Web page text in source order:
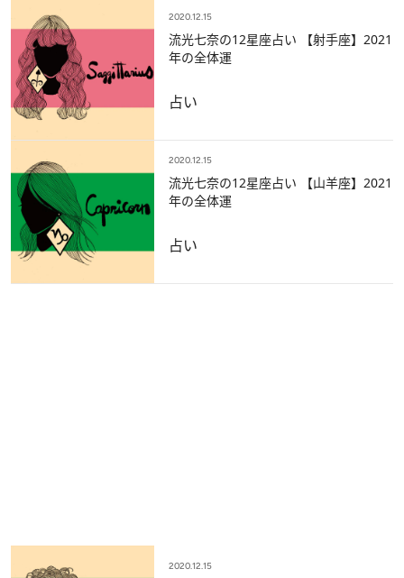
2020.12.15
流光七奈の12星座占い 【射手座】2021
年の全体運
占い
2020.12.15
流光七奈の12星座占い 【山羊座】2021
年の全体運
占い
2020.12.15